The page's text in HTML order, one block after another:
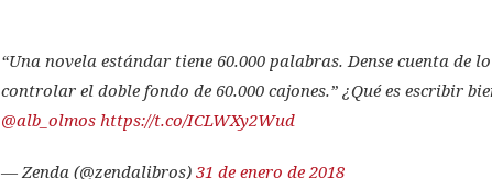
“Una novela estándar tiene 60.000 palabras. Dense cuenta de
controlar el doble fondo de 60.000 cajones.” ¿Qué es escribir
@alb_olmos https://t.co/ICLWXy2Wud
— Zenda (@zendalibros) 31 de enero de 2018